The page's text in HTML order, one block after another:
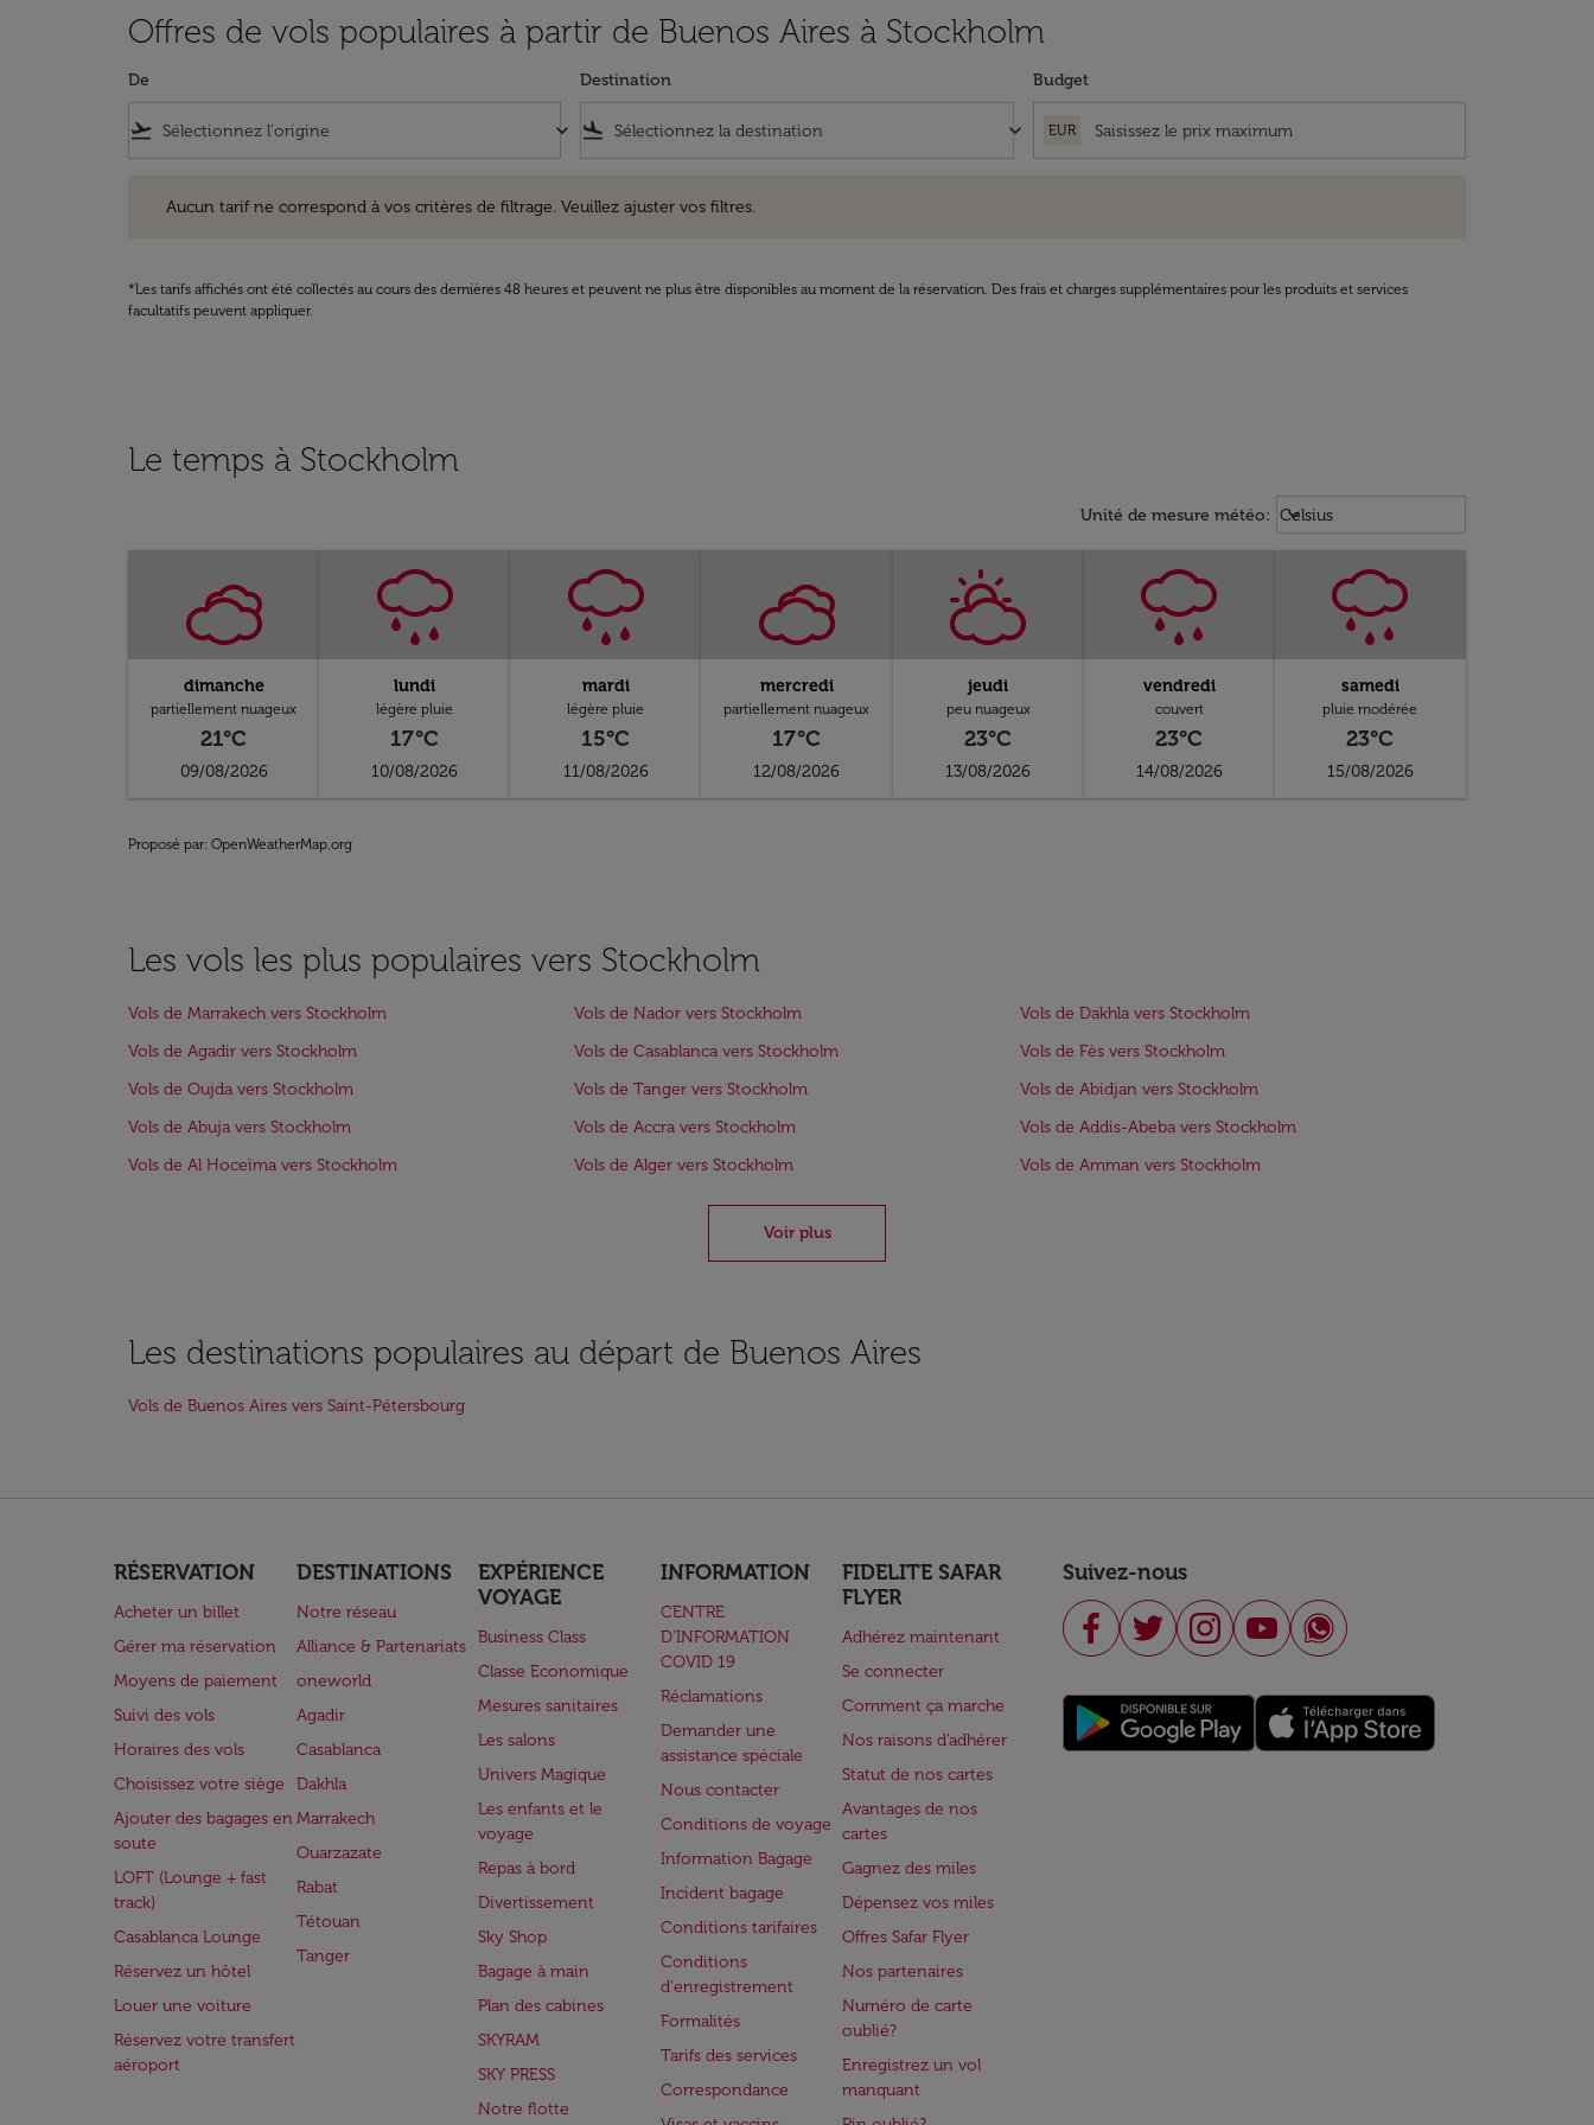
Offres de vols populaires à partir de Buenos Aires à Stockholm
De
flight_takeoff keyboard_arrow_down
Destination
flight_land keyboard_arrow_down
Budget
EUR
Aucun tarif ne correspond à vos critères de filtrage. Veuillez ajuster vos filtres.
*Les tarifs affichés ont été collectés au cours des dernières 48 heures et peuvent ne plus être disponibles au moment de la réservation. Des frais et charges supplémentaires pour les produits et services
facultatifs peuvent appliquer.
Le temps à Stockholm
Unité de mesure météo: Weather unit option Celsius
Celsius
keyboard_arrow_down
dimanche
partiellement nuageux
21°C
09/08/2026
lundi
légère pluie
17°C
10/08/2026
mardi
légère pluie
15°C
11/08/2026
mercredi
partiellement nuageux
17°C
12/08/2026
jeudi
peu nuageux
23°C
13/08/2026
vendredi
couvert
23°C
14/08/2026
samedi
pluie modérée
23°C
15/08/2026
Proposé par: OpenWeatherMap.org
Les vols les plus populaires vers Stockholm
Vols de Marrakech vers Stockholm Vols de Nador vers Stockholm
Vols de Dakhla vers Stockholm
Vols de Agadir vers Stockholm
Vols de Casablanca vers Stockholm
Vols de Fès vers Stockholm
Vols de Oujda vers Stockholm
Vols de Tanger vers Stockholm
Vols de Abidjan vers Stockholm
Vols de Abuja vers Stockholm
Vols de Accra vers Stockholm
Vols de Addis-Abeba vers Stockholm
Vols de Al Hoceïma vers Stockholm
Vols de Alger vers Stockholm Vols de Amman vers Stockholm
Voir plus
Les destinations populaires au départ de Buenos Aires
Vols de Buenos Aires vers Saint-Pétersbourg
RÉSERVATION
Acheter un billet
Gérer ma réservation
Moyens de paiement
Suivi des vols
Horaires des vols
Choisissez votre siège
Ajouter des bagages en
soute
LOFT (Lounge + fast
track)
Casablanca Lounge
Réservez un hôtel
Louer une voiture
Réservez votre transfert
aéroport
DESTINATIONS
Notre réseau
Alliance & Partenariats
oneworld
Agadir
Casablanca
Dakhla
Marrakech
Ouarzazate
Rabat
Tétouan
Tanger
EXPÉRIENCE
VOYAGE
Business Class
Classe Economique
Mesures sanitaires
Les salons
Univers Magique
Les enfants et le
voyage
Repas à bord
Divertissement
Sky Shop
Bagage à main
Plan des cabines
SKYRAM
SKY PRESS
Notre flotte
INFORMATION
CENTRE
D’INFORMATION
COVID 19
Réclamations
Demander une
assistance spéciale
Nous contacter
Conditions de voyage
Information Bagage
Incident bagage
Conditions tarifaires
Conditions
d'enregistrement
Formalités
Tarifs des services
Correspondance
FIDELITE SAFAR
FLYER
Adhérez maintenant
Se connecter
Comment ça marche
Nos raisons d'adhérer
Statut de nos cartes
Avantages de nos
cartes
Gagnez des miles
Dépensez vos miles
Offres Safar Flyer
Nos partenaires
Numéro de carte
oublié?
Enregistrez un vol
manquant
Suivez-nous